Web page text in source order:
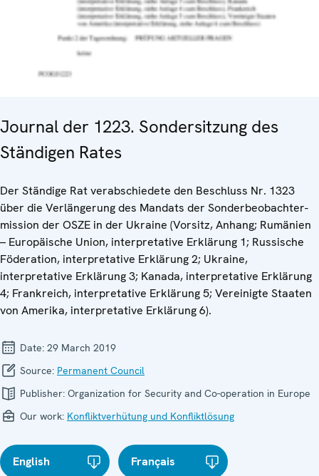
Journal der 1223. Sondersitzung des
Ständigen Rates
Der Ständige Rat verabschiedete den Beschluss Nr. 1323
über die Verlängerung des Mandats der Sonderbeobachter-
mission der OSZE in der Ukraine (Vorsitz, Anhang; Rumänien
– Europäische Union, interpretative Erklärung 1; Russische
Föderation, interpretative Erklärung 2; Ukraine,
interpretative Erklärung 3; Kanada, interpretative Erklärung
4; Frankreich, interpretative Erklärung 5; Vereinigte Staaten
von Amerika, interpretative Erklärung 6).
Date: 29 March 2019
Source: Permanent Council
Publisher: Organization for Security and Co-operation in Europe
Our work: Konfliktverhütung und Konfliktlösung
English Français